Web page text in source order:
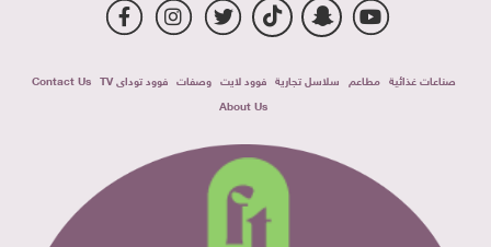
صناعات غذائية مطاعم سلاسل تجارية فوود لايت وصفات فوود توداى TV
Contact Us
About Us